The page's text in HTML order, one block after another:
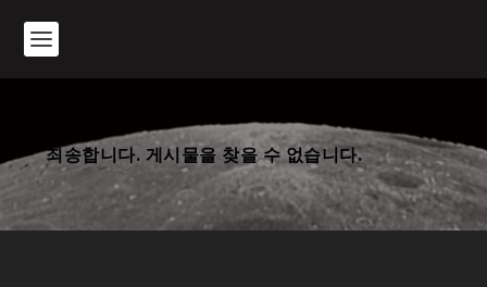
죄송합니다. 게시물을 찾을 수 없습니다.